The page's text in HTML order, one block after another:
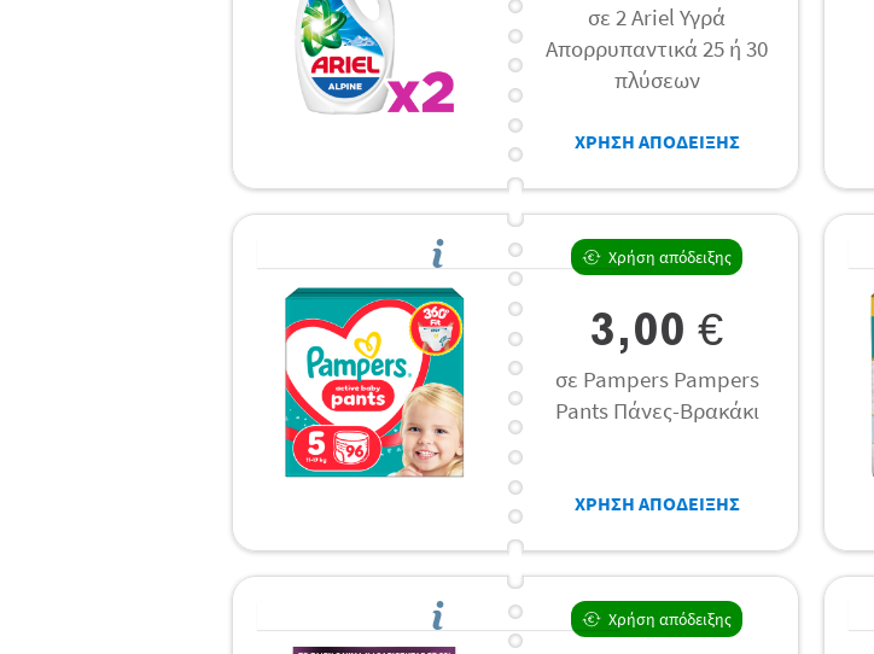
σε 2 Ariel Υγρά
Απορρυπαντικά 25 ή 30
πλύσεων
ΧΡΗΣΗ ΑΠΟΔΕΙΞΗΣ
Χρήση απόδειξης
3,00 €
σε Pampers Pampers
Pants Πάνες-Βρακάκι
ΧΡΗΣΗ ΑΠΟΔΕΙΞΗΣ
Χρήση απόδειξης